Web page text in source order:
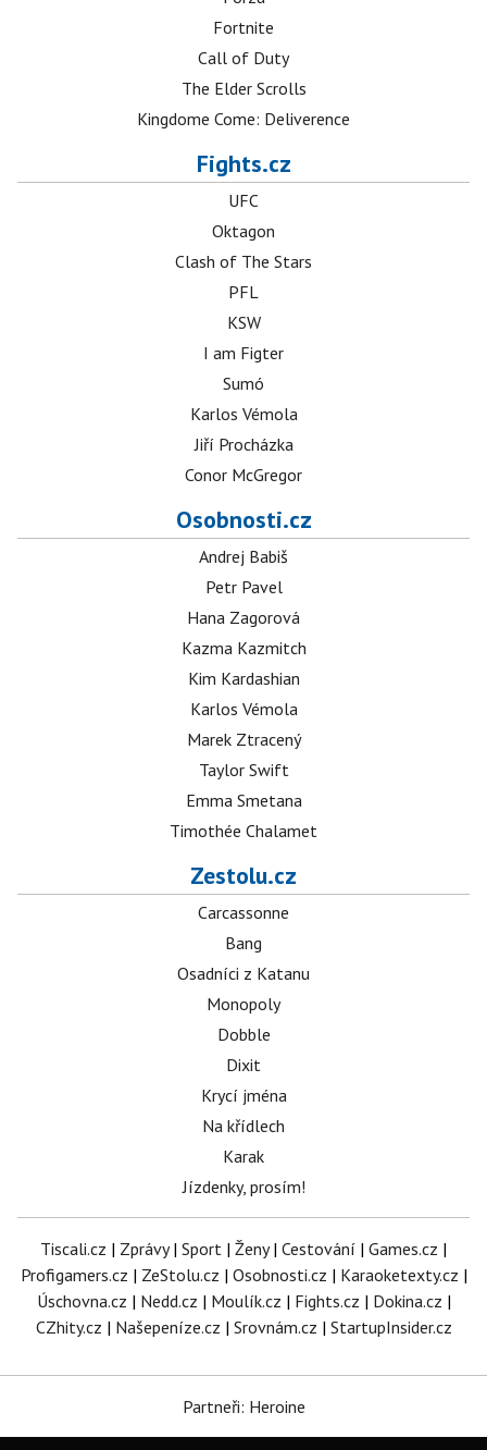
Fortnite
Call of Duty
The Elder Scrolls
Kingdome Come: Deliverence
Fights.cz
UFC
Oktagon
Clash of The Stars
PFL
KSW
I am Figter
Sumó
Karlos Vémola
Jiří Procházka
Conor McGregor
Osobnosti.cz
Andrej Babiš
Petr Pavel
Hana Zagorová
Kazma Kazmitch
Kim Kardashian
Karlos Vémola
Marek Ztracený
Taylor Swift
Emma Smetana
Timothée Chalamet
Zestolu.cz
Carcassonne
Bang
Osadníci z Katanu
Monopoly
Dobble
Dixit
Krycí jména
Na křídlech
Karak
Jízdenky, prosím!
Tiscali.cz | Zprávy| Sport | Ženy| Cestování | Games.cz |
Profigamers.cz | ZeStolu.cz | Osobnosti.cz | Karaoketexty.cz |
Úschovna.cz | Nedd.cz | Moulík.cz | Fights.cz | Dokina.cz |
CZhity.cz | Našepeníze.cz | Srovnám.cz | StartupInsider.cz
Partneři: Heroine